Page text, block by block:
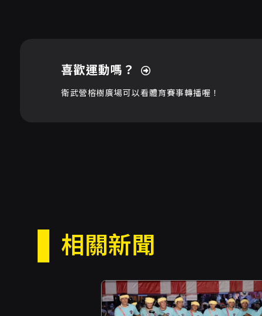
喜歡運動嗎？
衛武營榕樹廣場可以看體育賽事轉播喔！
相關新聞